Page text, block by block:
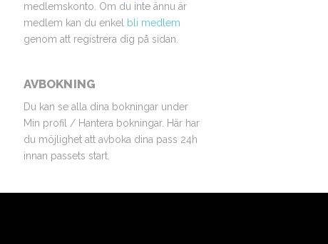
medlemskonto. Om du inte ännu är
medlem kan du enkel bli medlem
genom att registrera dig på sidan.
AVBOKNING
Du kan se alla dina bokningar under
Min profil / Hantera bokningar. Här har
du möjlighet att avboka dina pass 24h
innan passets start.